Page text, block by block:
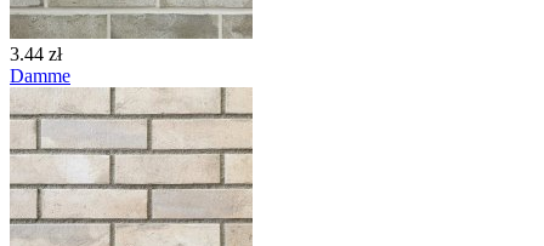
3.44 zł
Damme